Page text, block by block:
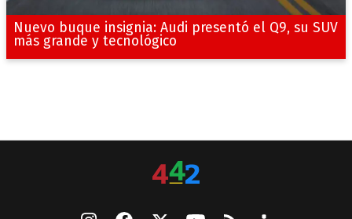
Nuevo buque insignia: Audi presentó el Q9, su SUV
más grande y tecnológico